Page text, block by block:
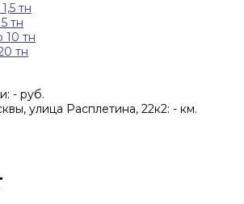
тн
тн
тн
тн
- руб.
улица Расплетина, 22к2: - км.